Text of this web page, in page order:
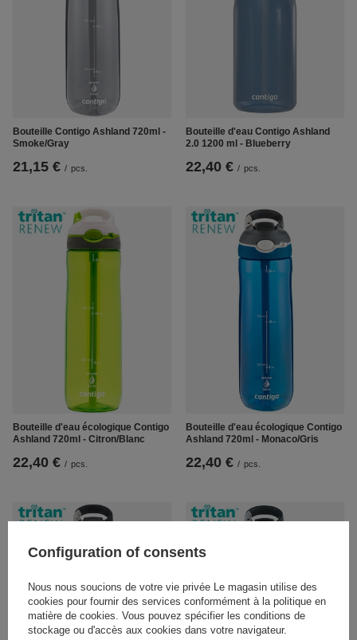
Bouteille Contigo Ashland 720ml -
Smoke/Gray
21,15 € / pcs.
Bouteille d'eau Contigo Ashland
2.0 1200 ml - Blueberry
22,40 € / pcs.
Bouteille d'eau écologique Contigo
Ashland 720ml - Citron/Blanc
22,40 € / pcs.
Bouteille d'eau écologique Contigo
Ashland 720ml - Monaco/Gris
22,40 € / pcs.
Configuration of consents
Nous nous soucions de votre vie privée Le magasin utilise des
cookies pour fournir des services conformément à la politique en
matière de cookies. Vous pouvez spécifier les conditions de
stockage ou d'accès aux cookies dans votre navigateur.